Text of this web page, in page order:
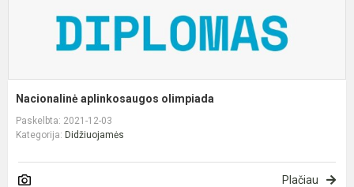
Nacionalinė aplinkosaugos olimpiada
Paskelbta: 2021-12-03
Kategorija: Didžiuojamės
Plačiau